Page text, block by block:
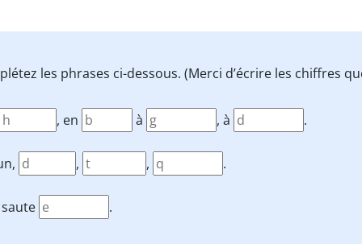
les phrases ci-dessous. (Merci d’écrire les chiffres
, en à , à .
, , .
.